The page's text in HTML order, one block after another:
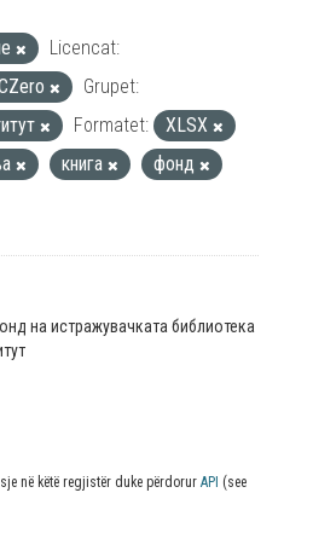
Licencat:
Grupet:
Formatet:
XLSX
книга фонд
на истражувачката библиотека
në këtë regjistër duke përdorur API (see